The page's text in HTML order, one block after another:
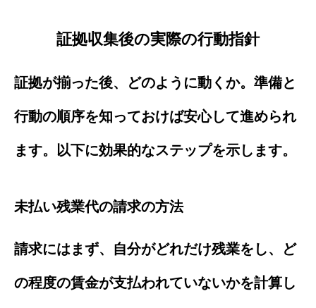
証拠収集後の実際の行動指針
証拠が揃った後、どのように動くか。準備と
行動の順序を知っておけば安心して進められ
ます。以下に効果的なステップを示します。
未払い残業代の請求の方法
請求にはまず、自分がどれだけ残業をし、ど
の程度の賃金が支払われていないかを計算し